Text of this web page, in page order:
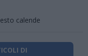
calende
DI